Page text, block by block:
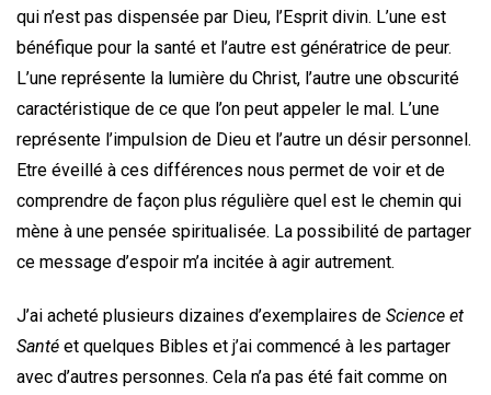
qui n’est pas dispensée par Dieu, l’Esprit divin. L’une est
bénéfique pour la santé et l’autre est génératrice de peur.
L’une représente la lumière du Christ, l’autre une obscurité
caractéristique de ce que l’on peut appeler le mal. L’une
représente l’impulsion de Dieu et l’autre un désir personnel.
Etre éveillé à ces différences nous permet de voir et de
comprendre de façon plus régulière quel est le chemin qui
mène à une pensée spiritualisée. La possibilité de partager
ce message d’espoir m’a incitée à agir autrement.
J’ai acheté plusieurs dizaines d’exemplaires de Science et
Santé et quelques Bibles et j’ai commencé à les partager
avec d’autres personnes. Cela n’a pas été fait comme on